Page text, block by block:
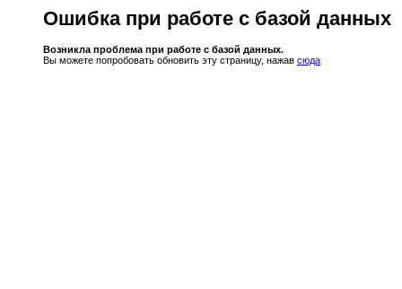
Ошибка при работе с базой данных
Возникла проблема при работе с базой данных.
Вы можете попробовать обновить эту страницу, нажав сюда